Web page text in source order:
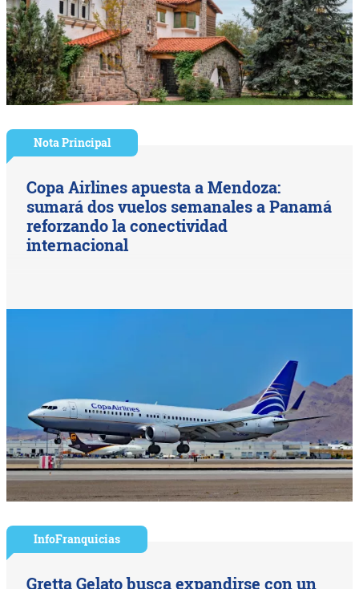
Nota Principal
Copa Airlines apuesta a Mendoza:
sumará dos vuelos semanales a Panamá
reforzando la conectividad
internacional
InfoFranquicias
Gretta Gelato busca expandirse con un